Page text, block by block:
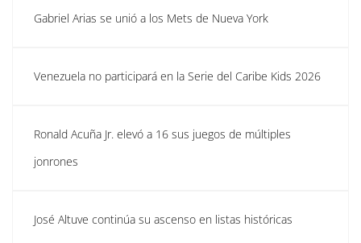
Gabriel Arias se unió a los Mets de Nueva York
Venezuela no participará en la Serie del Caribe Kids 2026
Ronald Acuña Jr. elevó a 16 sus juegos de múltiples
jonrones
José Altuve continúa su ascenso en listas históricas